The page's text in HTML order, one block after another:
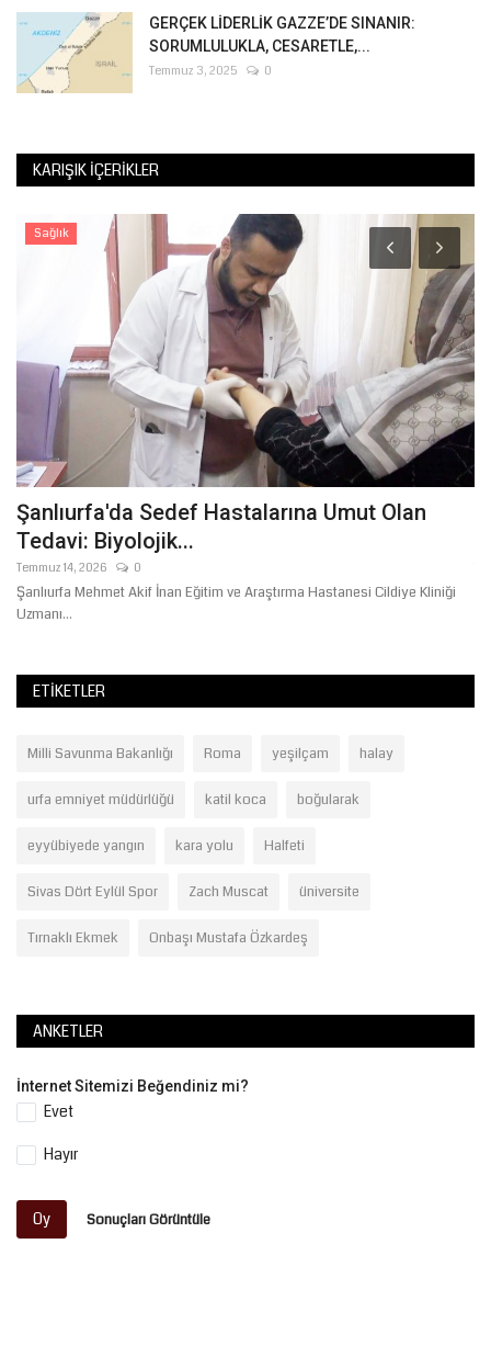
GERÇEK LİDERLİK GAZZE’DE SINANIR:
SORUMLULUKLA, CESARETLE,...
Temmuz 3, 2025 0
KARIŞIK İÇERIKLER
Sağlık
Şanlıurfa'da Sedef Hastalarına Umut Olan
Tedavi: Biyolojik...
Temmuz 14, 2026 0
Şanlıurfa Mehmet Akif İnan Eğitim ve Araştırma Hastanesi Cildiye Kliniği
Uzmanı...
ETIKETLER
Milli Savunma Bakanlığı Roma yeşilçam halay
urfa emniyet müdürlüğü katil koca boğularak
eyyübiyede yangın kara yolu Halfeti
Sivas Dört Eylül Spor Zach Muscat üniversite
Tırnaklı Ekmek Onbaşı Mustafa Özkardeş
ANKETLER
İnternet Sitemizi Beğendiniz mi?
Evet
Hayır
Oy Sonuçları Görüntüle